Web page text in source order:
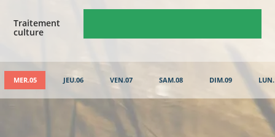
Traitement
culture
MER.05 JEU.06 VEN.07 SAM.08 DIM.09